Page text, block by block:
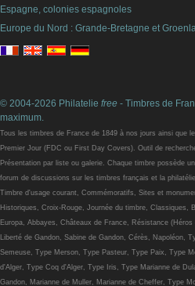
Espagne, colonies espagnoles
Europe du Nord : Grande-Bretagne et
© 2004-2026 Philatelie free - Timbres de
maximum.
Tous les timbres de France de 1849 à nos jours ainsi que
Premier Jour (FDC ou First Day Covers). Outil de
Présentation par liste ou galerie. Chaque timbre possède
forum de discussions sur les timbres français et la
Timbre d'usage courant, Commémoratifs, Sites et
Historiques, Croix-Rouge, Journée du timbre, Classiques,
Europa, Abbayes, Châteaux de France, Résistance
Liberté de Gandon, Sabine de Gandon, Cérès, Napoléon,
Semeuse, Type Merson, Type Pasteur, Type Paix, Type
d'Alger, Type Coq d'Alger, Type Iris, Type Marianne de
Gandon, Marianne de Muller, Marianne de Cheffer, Type